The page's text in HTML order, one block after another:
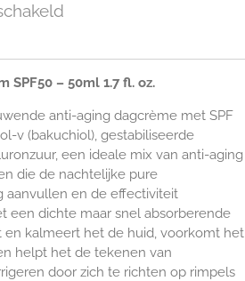
SPF50 – 50ml 1.7 fl. oz.
anti-aging dagcrème met SPF
v (bakuchiol), gestabiliseerde
een ideale mix van anti-aging
die de nachtelijke pure
aanvullen en de effectiviteit
een dichte maar snel absorberende
kalmeert het de huid, voorkomt het
helpt het de tekenen van
door zich te richten op rimpels